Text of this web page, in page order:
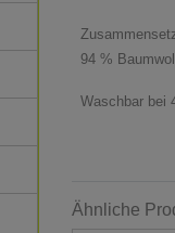
94 %
Waschbar bei
Ähnliche